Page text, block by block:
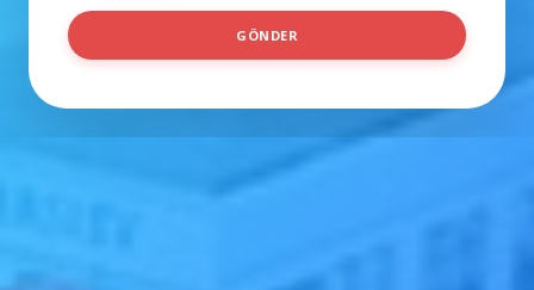
GÖNDER